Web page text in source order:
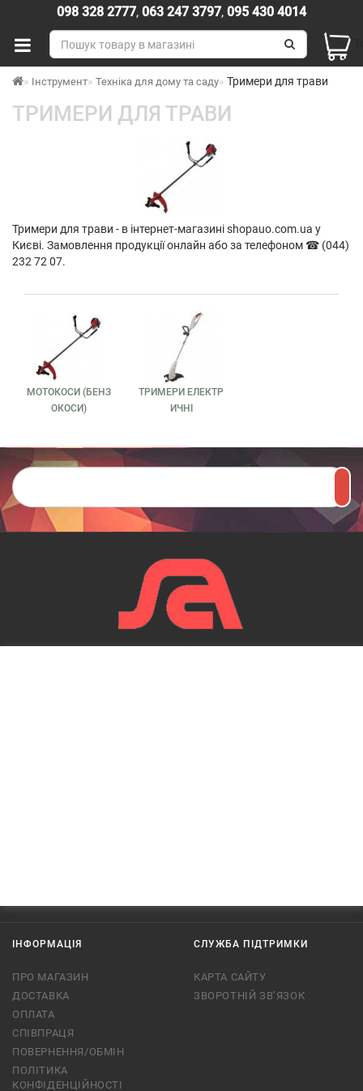
098 328 2777, 063 247 3797, 095 430 4014
Інструмент Техніка для дому та саду Тримери для трави
ТРИМЕРИ ДЛЯ ТРАВИ
Тримери для трави - в інтернет-магазині shopauo.com.ua у
Києві. Замовлення продукції онлайн або за телефоном ☎ (044)
232 72 07.
МОТОКОСИ (БЕНЗ
ОКОСИ)
ТРИМЕРИ ЕЛЕКТР
ИЧНІ
ІНФОРМАЦІЯ
ПРО МАГАЗИН
ДОСТАВКА
ОПЛАТА
СПІВПРАЦЯ
ПОВЕРНЕННЯ/ОБМІН
ПОЛІТИКА
КОНФІДЕНЦІЙНОСТІ
СЛУЖБА ПІДТРИМКИ
КАРТА САЙТУ
ЗВОРОТНІЙ ЗВ’ЯЗОК